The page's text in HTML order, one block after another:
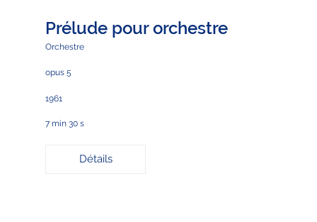
Prélude pour orchestre
Orchestre
opus 5
1961
7 min 30 s
Détails